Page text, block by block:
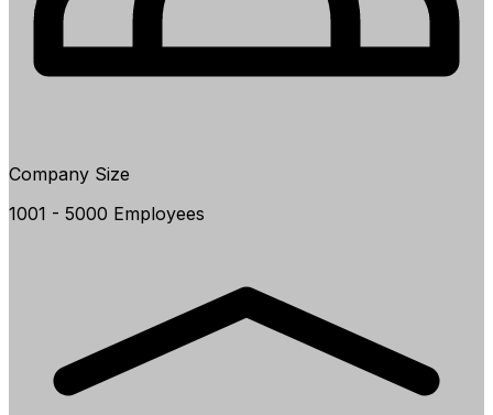
Company Size
1001 - 5000 Employees